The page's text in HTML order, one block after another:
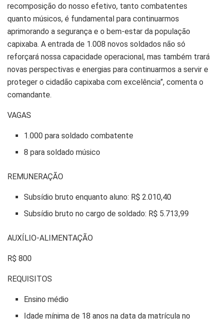
recomposição do nosso efetivo, tanto combatentes
quanto músicos, é fundamental para continuarmos
aprimorando a segurança e o bem-estar da população
capixaba. A entrada de 1.008 novos soldados não só
reforçará nossa capacidade operacional, mas também trará
novas perspectivas e energias para continuarmos a servir e
proteger o cidadão capixaba com excelência”, comenta o
comandante.
VAGAS
1.000 para soldado combatente
8 para soldado músico
REMUNERAÇÃO
Subsídio bruto enquanto aluno: R$ 2.010,40
Subsídio bruto no cargo de soldado: R$ 5.713,99
AUXÍLIO-ALIMENTAÇÃO
R$ 800
REQUISITOS
Ensino médio
Idade mínima de 18 anos na data da matrícula no